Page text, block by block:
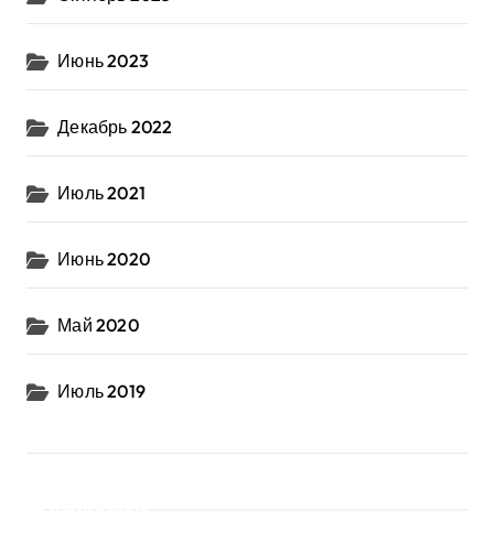
Июнь 2023
Декабрь 2022
Июль 2021
Июнь 2020
Май 2020
Июль 2019